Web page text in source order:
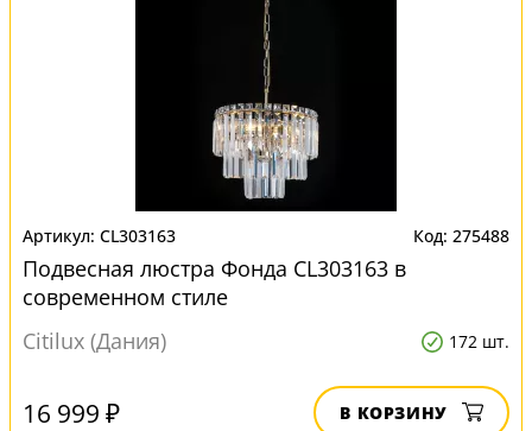
CL303163 275488
Подвесная люстра Фонда CL303163 в
современном стиле
Citilux (Дания)
172 шт.
16 999 ₽ В КОРЗИНУ